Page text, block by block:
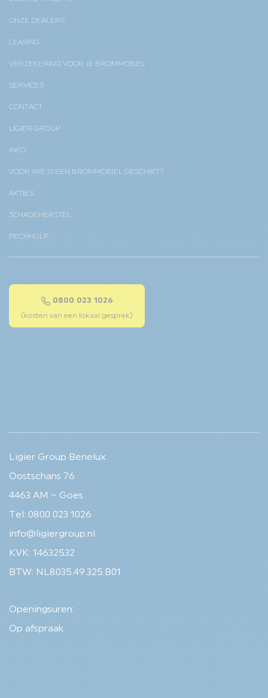
ONZE DEALERS
LEASING
VERZEKERING VOOR JE BROMMOBIEL
SERVICES
CONTACT
LIGIER GROUP
INFO
VOOR WIE IS EEN BROMMOBIEL GESCHIKT?
AKTIES
SCHADEHERSTEL
PECHHULP
0800 023 1026
(kosten van een lokaal gesprek)
Ligier Group Benelux
Oostschans 76
4463 AM – Goes
Tel: 0800 023 1026
info@ligiergroup.nl
KVK: 14632532
BTW: NL8035.49.325.B01
Openingsuren:
Op afspraak